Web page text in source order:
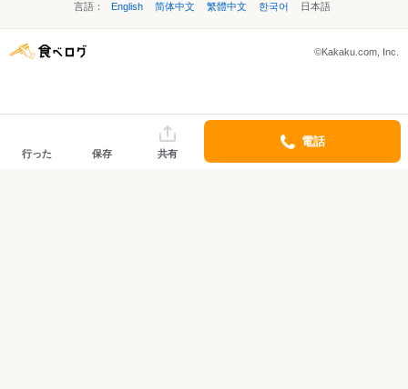
言語： English 简体中文 繁體中文 한국어 日本語
©Kakaku.com, Inc.
行った 保存 共有
電話